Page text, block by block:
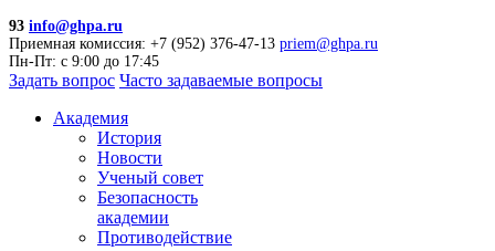
93 info@ghpa.ru
Приемная комиссия: +7 (952) 376-47-13 priem@ghpa.ru
Пн-Пт: с 9:00 до 17:45
Задать вопрос Часто задаваемые вопросы
Академия
История
Новости
Ученый совет
Безопасность
академии
Противодействие